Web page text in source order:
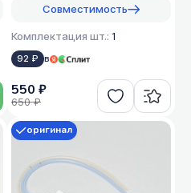
Совместимость
Комплектация шт.: 1
92 ₽ в
550 ₽
650 ₽
оригинал